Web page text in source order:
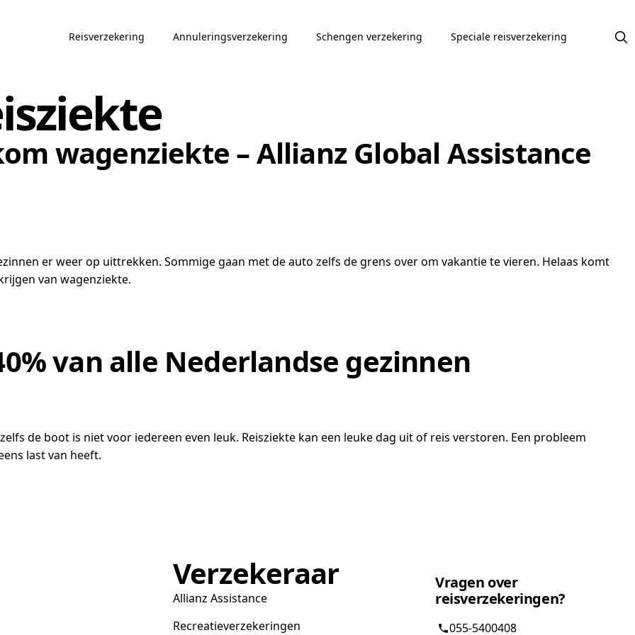
Reisverzekering Annuleringsverzekering Schengen verzekering Speciale reisverzekering
wagenziekte – Allianz Global Assistance
er weer op uittrekken. Sommige gaan met de auto zelfs de grens over om vakantie te vieren. Helaas komt
van wagenziekte.
van alle Nederlandse gezinnen
de boot is niet voor iedereen even leuk. Reisziekte kan een leuke dag uit of reis verstoren. Een probleem
last van heeft.
Verzekeraar
Allianz Assistance
Recreatieverzekeringen
Vragen over
reisverzekeringen?
055-5400408